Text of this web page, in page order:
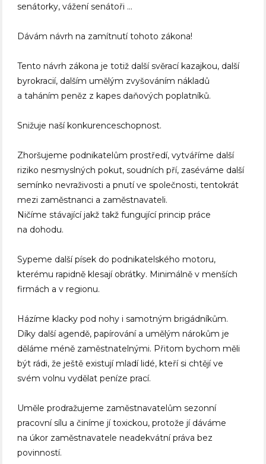
senátorky, vážení senátoři …
Dávám návrh na zamítnutí tohoto zákona!
Tento návrh zákona je totiž další svěrací kazajkou, další
byrokracií, dalším umělým zvyšováním nákladů
a taháním peněz z kapes daňových poplatníků.
Snižuje naší konkurenceschopnost.
Zhoršujeme podnikatelům prostředí, vytváříme další
riziko nesmyslných pokut, soudních pří, zaséváme další
semínko nevraživosti a pnutí ve společnosti, tentokrát
mezi zaměstnanci a zaměstnavateli.
Ničíme stávající jakž takž fungující princip práce
na dohodu.
Sypeme další písek do podnikatelského motoru,
kterému rapidně klesají obrátky. Minimálně v menších
firmách a v regionu.
Házíme klacky pod nohy i samotným brigádníkům.
Díky další agendě, papírování a umělým nárokům je
děláme méně zaměstnatelnými. Přitom bychom měli
být rádi, že ještě existují mladí lidé, kteří si chtějí ve
svém volnu vydělat peníze prací.
Uměle prodražujeme zaměstnavatelům sezonní
pracovní sílu a činíme jí toxickou, protože jí dáváme
na úkor zaměstnavatele neadekvátní práva bez
povinností.